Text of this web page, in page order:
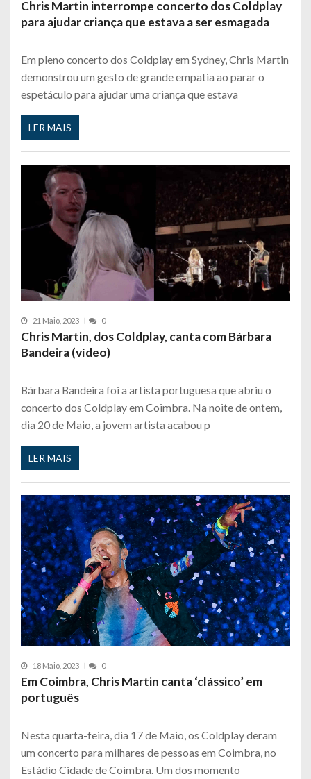
Chris Martin interrompe concerto dos Coldplay
para ajudar criança que estava a ser esmagada
Em pleno concerto dos Coldplay em Sydney, Chris Martin
demonstrou um gesto de grande empatia ao parar o
espetáculo para ajudar uma criança que estava
LER MAIS
21 Maio, 2023 0
Chris Martin, dos Coldplay, canta com Bárbara
Bandeira (vídeo)
Bárbara Bandeira foi a artista portuguesa que abriu o
concerto dos Coldplay em Coimbra. Na noite de ontem,
dia 20 de Maio, a jovem artista acabou p
LER MAIS
18 Maio, 2023 0
Em Coimbra, Chris Martin canta ‘clássico’ em
português
Nesta quarta-feira, dia 17 de Maio, os Coldplay deram
um concerto para milhares de pessoas em Coimbra, no
Estádio Cidade de Coimbra. Um dos momento